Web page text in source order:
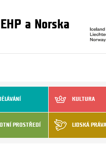
a Norska
KULTURA
PROSTŘEDÍ LIDSKÁ PRÁVA